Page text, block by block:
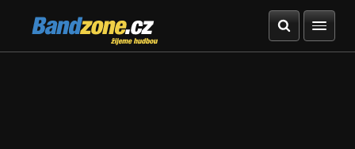
Bandzone.cz
žijeme hudbou